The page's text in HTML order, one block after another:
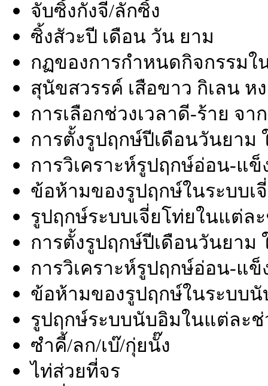
จับซิ้งกังจี/ลักซิ้ง
ซิ้งสัวะปี เดือน วัน ยาม
กฏของการกำหนดกิจกรรมใ
สุนัขสวรรค์ เสือขาว กิเลน ห
การเลือกช่วงเวลาดี-ร้าย จา
การตั้งรูปฤกษ์ปีเดือนวันยาม
การวิเคราะห์รูปฤกษ์อ่อน-แข็
ข้อห้ามของรูปฤกษ์ในระบบเ
รูปฤกษ์ระบบเจี่ยโท่ยในแต่ล
การตั้งรูปฤกษ์ปีเดือนวันยาม
การวิเคราะห์รูปฤกษ์อ่อน-แ
ข้อห้ามของรูปฤกษ์ในระบบ
รูปฤกษ์ระบบนับอิมในแต่ละช่
ซำคี้/ลก/เบ๊/กุ่ยนั๊ง
ไท่ส่วยที่จร